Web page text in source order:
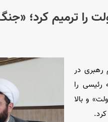
را ترمیم کرد؛
رهبری در
رئیسی را
و بالا